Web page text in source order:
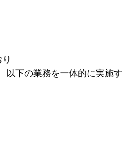
以下の業務を一体的に実施す